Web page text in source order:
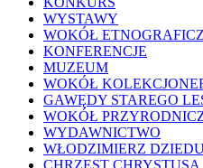
WYSTAWY
WOKÓŁ
KONFERENCJE
MUZEUM
WOKÓŁ
GAWĘDY STAREGO
WOKÓŁ
WYDAWNICTWO
WŁODZIMIERZ
CHRZEST CHRYSTUSA